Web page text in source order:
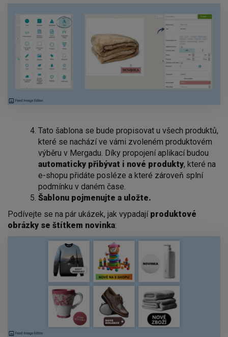
Tato šablona se bude propisovat u všech produktů,
které se nachází ve vámi zvoleném produktovém
výběru v Mergadu. Díky propojení aplikací budou
automaticky přibývat i nové produkty, které na
e-shopu přidáte posléze a které zároveň splní
podmínku v daném čase.
Šablonu pojmenujte a uložte.
Podívejte se na pár ukázek, jak vypadají produktové
obrázky se štítkem novinka: